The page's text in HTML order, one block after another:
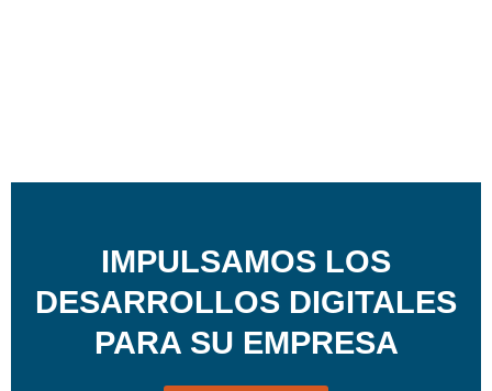
IMPULSAMOS LOS
DESARROLLOS DIGITALES
PARA SU EMPRESA